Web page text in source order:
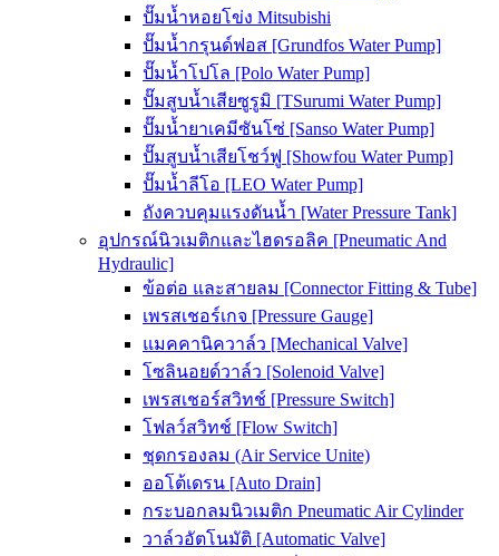
ปั๊มน้ำหอยโข่ง Mitsubishi
ปั๊มน้ำกรุนด์ฟอส [Grundfos Water Pump]
ปั๊มน้ำโปโล [Polo Water Pump]
ปั๊มสูบน้ำเสียซูรูมิ [TSurumi Water Pump]
ปั๊มน้ำยาเคมีซันโซ่ [Sanso Water Pump]
ปั๊มสูบน้ำเสียโชว์ฟู [Showfou Water Pump]
ปั๊มน้ำลีโอ [LEO Water Pump]
ถังควบคุมแรงดันน้ำ [Water Pressure Tank]
อุปกรณ์นิวเมติกและไฮดรอลิค [Pneumatic And
Hydraulic]
ข้อต่อ และสายลม [Connector Fitting & Tube]
เพรสเชอร์เกจ [Pressure Gauge]
แมคคานิควาล์ว [Mechanical Valve]
โซลินอยด์วาล์ว [Solenoid Valve]
เพรสเชอร์สวิทช์ [Pressure Switch]
โฟลว์สวิทช์ [Flow Switch]
ชุดกรองลม (Air Service Unite)
ออโต้เดรน [Auto Drain]
กระบอกลมนิวเมติก Pneumatic Air Cylinder
วาล์วอัตโนมัติ [Automatic Valve]